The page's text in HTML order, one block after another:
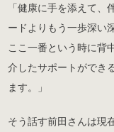
「健康に手を添えて
ードよりもう一歩深い
ここ一番という時に背
介したサポートができ
ます。」
そう話す前田さんは現